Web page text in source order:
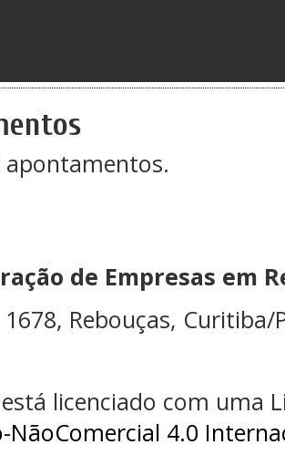
apontamentos.
de Empresas em
Rebouças, Curitiba/
licenciado com uma
NãoComercial 4.0